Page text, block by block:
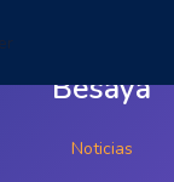
en
Besaya
Noticias